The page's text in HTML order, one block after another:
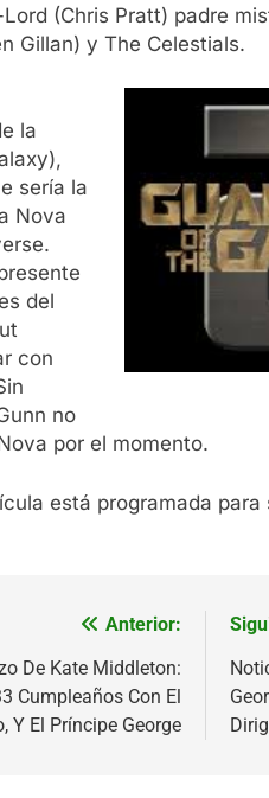
(Chris Pratt) padre
Gillan) y The Celestials.
la
sería la
Nova
del
con
no
por el momento.
está programada
Anterior:
De Kate Middleton:
Cumpleaños Con El
Y El Príncipe George